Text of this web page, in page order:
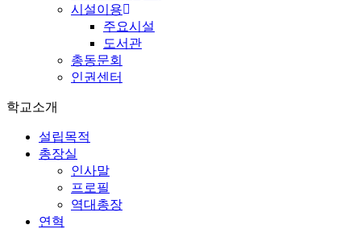
시설이용
주요시설
도서관
총동문회
인권센터
학교소개
설립목적
총장실
인사말
프로필
역대총장
연혁